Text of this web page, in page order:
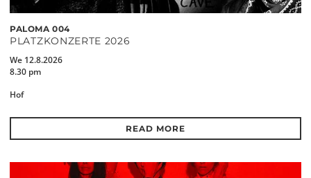
PALOMA 004
PLATZKONZERTE 2026
We 12.8.2026
8.30 pm
Hof
READ MORE